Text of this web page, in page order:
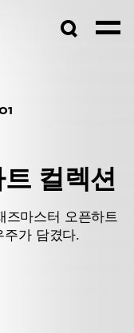
컬렉션
즈마스터 오픈하트
주가 담겼다.